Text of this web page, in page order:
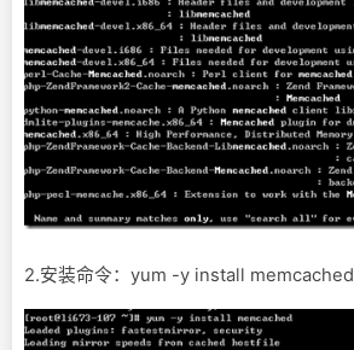
2.安装命令：yum -y install memcached